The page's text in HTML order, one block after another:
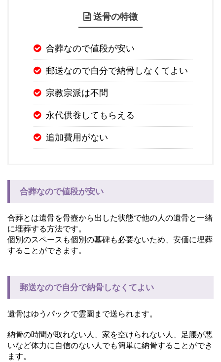
送骨の特徴
合葬なので値段が安い
郵送なので自分で納骨しなくてよい
宗教宗派は不問
永代供養してもらえる
追加費用がない
合葬なので値段が安い
合葬とは遺骨を骨壺から出した状態で他の人の遺骨と一緒
に埋葬する方法です。
個別のスペースも個別の墓碑も必要ないため、安価に埋葬
することができます。
郵送なので自分で納骨しなくてよい
遺骨はゆうパックで霊園まで送られます。
納骨の時間が取れない人、家を空けられない人、足腰が悪
いなど体力に自信のない人でも簡単に納骨することができ
ます。